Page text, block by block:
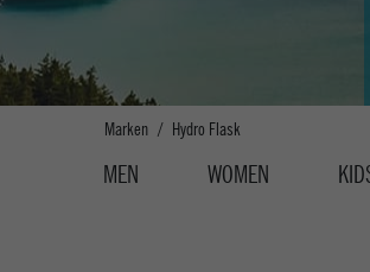
Marken Hydro Flask
MEN WOMEN